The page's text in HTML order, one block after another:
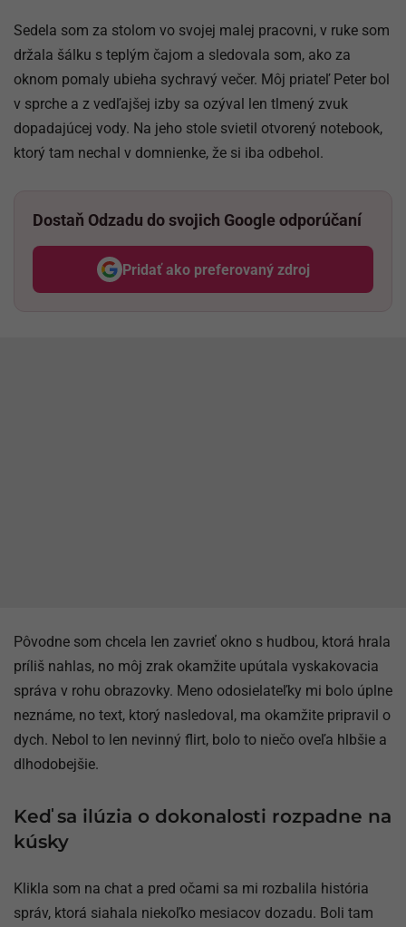
Sedela som za stolom vo svojej malej pracovni, v ruke som
držala šálku s teplým čajom a sledovala som, ako za
oknom pomaly ubieha sychravý večer. Môj priateľ Peter bol
v sprche a z vedľajšej izby sa ozýval len tlmený zvuk
dopadajúcej vody. Na jeho stole svietil otvorený notebook,
ktorý tam nechal v domnienke, že si iba odbehol.
Dostaň Odzadu do svojich Google odporúčaní
Pridať ako preferovaný zdroj
Odzadu, odkaz sa otvorí v
Pôvodne som chcela len zavrieť okno s hudbou, ktorá hrala
príliš nahlas, no môj zrak okamžite upútala vyskakovacia
správa v rohu obrazovky. Meno odosielateľky mi bolo úplne
neznáme, no text, ktorý nasledoval, ma okamžite pripravil o
dych. Nebol to len nevinný flirt, bolo to niečo oveľa hlbšie a
dlhodobejšie.
Keď sa ilúzia o dokonalosti rozpadne na
kúsky
Klikla som na chat a pred očami sa mi rozbalila história
správ, ktorá siahala niekoľko mesiacov dozadu. Boli tam